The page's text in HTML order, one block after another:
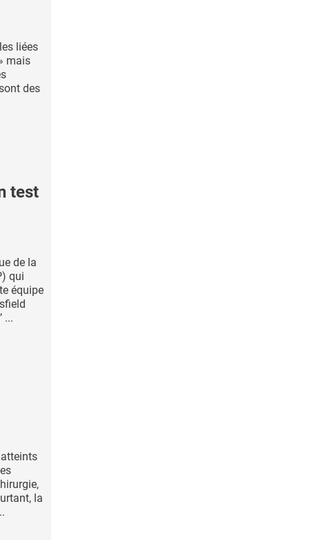
liées
mais
des
test
de la
qui
équipe
...
la